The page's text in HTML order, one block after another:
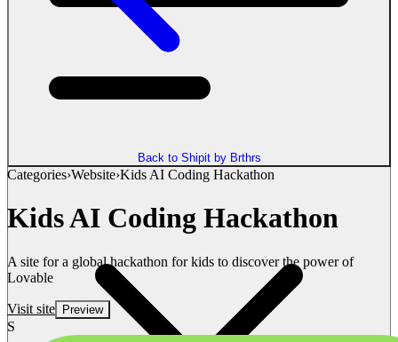
Back to Shipit by Brthrs
Categories›Website›Kids AI Coding Hackathon
Kids AI Coding Hackathon
A site for a global hackathon for kids to discover the power of
Lovable
Visit site Preview
S